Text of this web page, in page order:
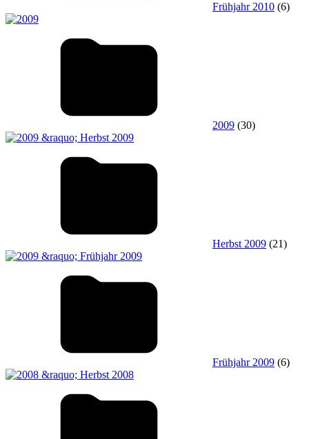
Frühjahr 2010 (6)
2009 (30)
Herbst 2009 (21)
Frühjahr 2009 (6)